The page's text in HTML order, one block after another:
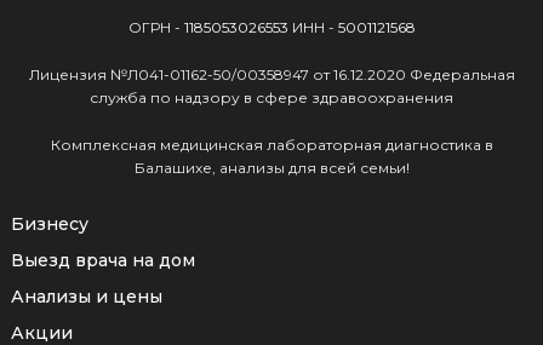
ОГРН - 1185053026553 ИНН - 5001121568
Лицензия №Л041-01162-50/00358947 от 16.12.2020 Федеральная
служба по надзору в сфере здравоохранения
Комплексная медицинская лабораторная диагностика в
Балашихе, анализы для всей семьи!
Бизнесу
Выезд врача на дом
Анализы и цены
Акции